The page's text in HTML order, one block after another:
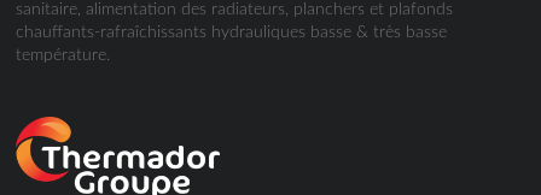
sanitaire, alimentation des radiateurs, planchers et plafonds
chauffants-rafraîchissants hydrauliques basse & très basse
température.